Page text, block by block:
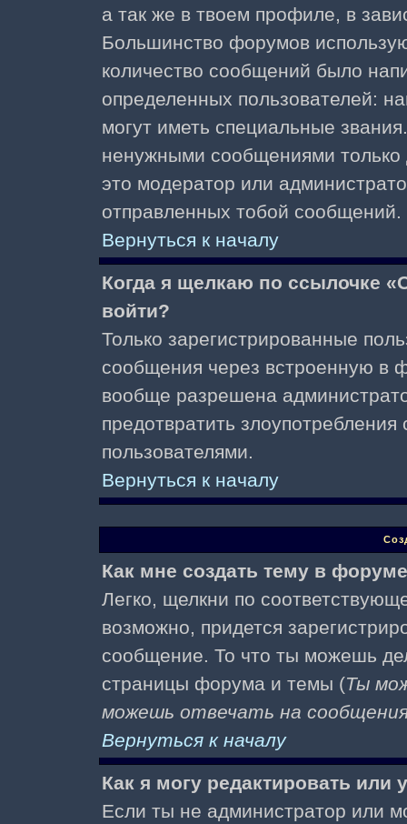
а так же в твоем профиле, в
Большинство форумов
количество сообщений было
определенных пользователей:
могут иметь специальные
ненужными сообщениями только
это модератор или
отправленных тобой сообщений.
Вернуться к началу
Когда я щелкаю по ссылочке
войти?
Только зарегистрированные
сообщения через встроенную в
вообще разрешена
предотвратить
пользователями.
Вернуться к началу
Как мне создать тему в
Легко, щелкни по
возможно, придется
сообщение. То что ты можешь
страницы форума и темы (Ты
можешь отвечать на
Вернуться к началу
Как я могу редактировать или
Если ты не администратор или